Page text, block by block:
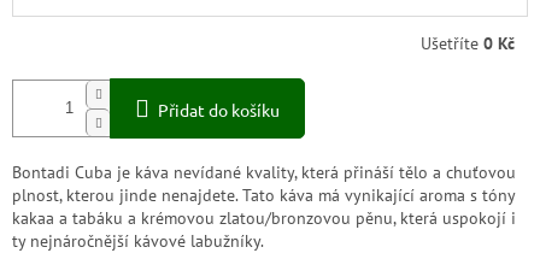
Ušetříte 0 Kč
Přidat do košíku
Bontadi Cuba je káva nevídané kvality, která přináší tělo a chuťovou
plnost, kterou jinde nenajdete. Tato káva má vynikající aroma s tóny
kakaa a tabáku a krémovou zlatou/bronzovou pěnu, která uspokojí i
ty nejnáročnější kávové labužníky.